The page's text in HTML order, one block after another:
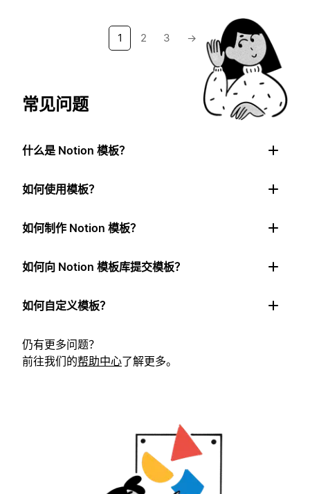
1 2 3 →
常见问题
什么是 Notion 模板？
如何使用模板？
如何制作 Notion 模板？
如何向 Notion 模板库提交模板？
如何自定义模板？
仍有更多问题？
前往我们的帮助中心了解更多。